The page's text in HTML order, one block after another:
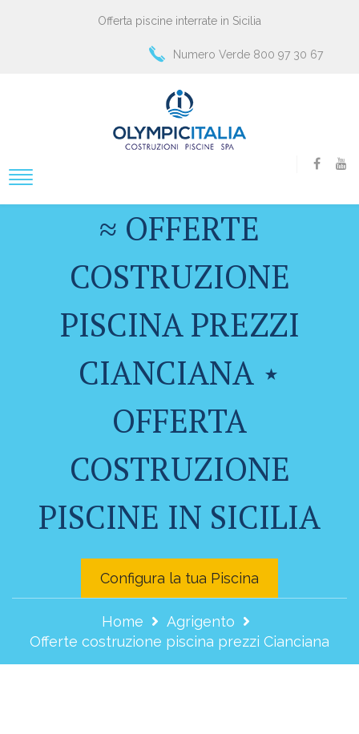
Offerta piscine interrate in Sicilia
Numero Verde 800 97 30 67
≈ OFFERTE
COSTRUZIONE
PISCINA PREZZI
CIANCIANA ⋆
OFFERTA
COSTRUZIONE
PISCINE IN SICILIA
Configura la tua Piscina
Home
Agrigento
Offerte costruzione piscina prezzi Cianciana